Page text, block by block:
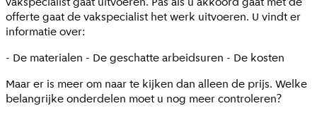
offerte gaat de vakspecialist het werk uitvoeren. U vindt er
informatie over:
- De materialen - De geschatte arbeidsuren - De kosten
Maar er is meer om naar te kijken dan alleen de prijs. Welke
belangrijke onderdelen moet u nog meer controleren?